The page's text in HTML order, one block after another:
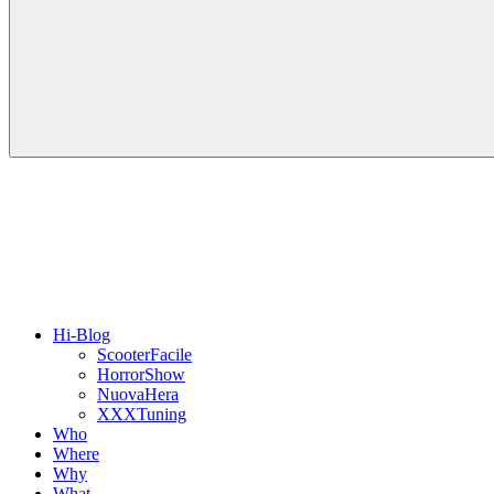
Hi-Blog
ScooterFacile
HorrorShow
NuovaHera
XXXTuning
Who
Where
Why